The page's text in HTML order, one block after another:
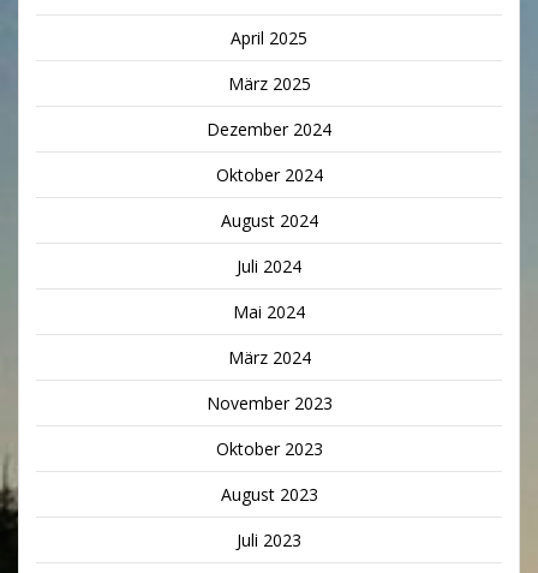
April 2025
März 2025
Dezember 2024
Oktober 2024
August 2024
Juli 2024
Mai 2024
März 2024
November 2023
Oktober 2023
August 2023
Juli 2023